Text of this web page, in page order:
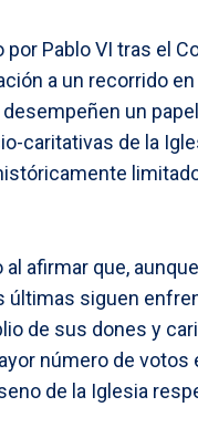
Pablo VI tras el
a un recorrido
un
caritativas de la
afirmar que,
últimas siguen
de sus dones y
número de votos
de la Iglesia